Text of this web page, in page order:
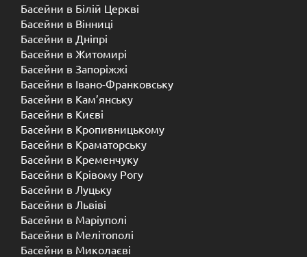
Басейни в Білій Церкві
Басейни в Вінниці
Басейни в Дніпрі
Басейни в Житомирі
Басейни в Запоріжжі
Басейни в Івано-Франковську
Басейни в Кам’янську
Басейни в Києві
Басейни в Кропивницькому
Басейни в Краматорську
Басейни в Кременчуку
Басейни в Крівому Рогу
Басейни в Луцьку
Басейни в Львіві
Басейни в Маріуполі
Басейни в Мелітополі
Басейни в Миколаєві